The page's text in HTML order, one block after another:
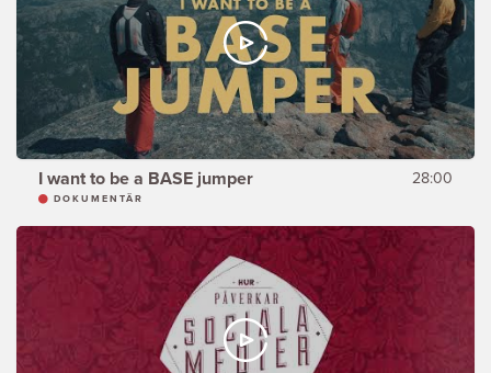
I want to be a BASE jumper 28:00
DOKUMENTÄR